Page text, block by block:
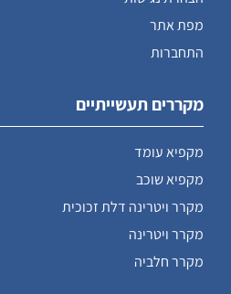
מפת אתר
התחברות
מקררים תעשייתיים
מקפיא עומד
מקפיא שוכב
מקרר ויטרינה דלת זכוכית
מקרר ויטרינה
מקרר חלביה